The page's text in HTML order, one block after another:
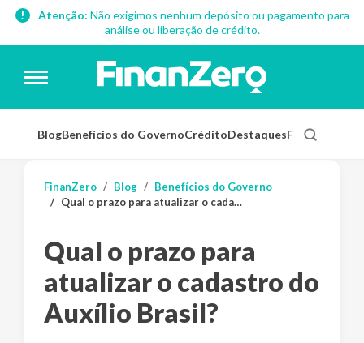
Atenção: Não exigimos nenhum depósito ou pagamento para
análise ou liberação de crédito.
BlogBenefícios do GovernoCréditoDestaquesFinanças
FinanZero Blog
Benefícios do Governo
Qual o prazo para atualizar o cadastro do Auxílio Brasil?
Qual o prazo para
atualizar o cadastro do
Auxílio Brasil?